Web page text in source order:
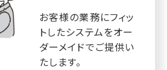
お客様の業務にフィッ
トしたシステムをオー
ダーメイドでご提供い
たします。